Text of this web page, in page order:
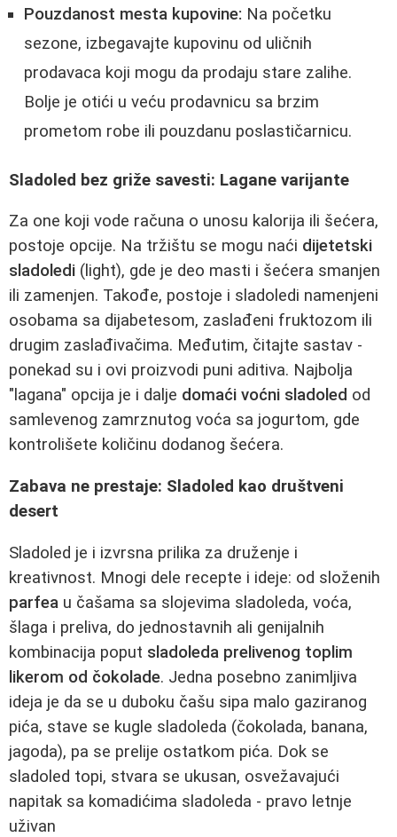
Pouzdanost mesta kupovine: Na početku
sezone, izbegavajte kupovinu od uličnih
prodavaca koji mogu da prodaju stare zalihe.
Bolje je otići u veću prodavnicu sa brzim
prometom robe ili pouzdanu poslastičarnicu.
Sladoled bez griže savesti: Lagane varijante
Za one koji vode računa o unosu kalorija ili šećera,
postoje opcije. Na tržištu se mogu naći dijetetski
sladoledi (light), gde je deo masti i šećera smanjen
ili zamenjen. Takođe, postoje i sladoledi namenjeni
osobama sa dijabetesom, zaslađeni fruktozom ili
drugim zaslađivačima. Međutim, čitajte sastav -
ponekad su i ovi proizvodi puni aditiva. Najbolja
"lagana" opcija je i dalje domaći voćni sladoled od
samlevenog zamrznutog voća sa jogurtom, gde
kontrolišete količinu dodanog šećera.
Zabava ne prestaje: Sladoled kao društveni
desert
Sladoled je i izvrsna prilika za druženje i
kreativnost. Mnogi dele recepte i ideje: od složenih
parfea u čašama sa slojevima sladoleda, voća,
šlaga i preliva, do jednostavnih ali genijalnih
kombinacija poput sladoleda prelivenog toplim
likerom od čokolade. Jedna posebno zanimljiva
ideja je da se u duboku čašu sipa malo gaziranog
pića, stave se kugle sladoleda (čokolada, banana,
jagoda), pa se prelije ostatkom pića. Dok se
sladoled topi, stvara se ukusan, osvežavajući
napitak sa komadićima sladoleda - pravo letnje
uživan